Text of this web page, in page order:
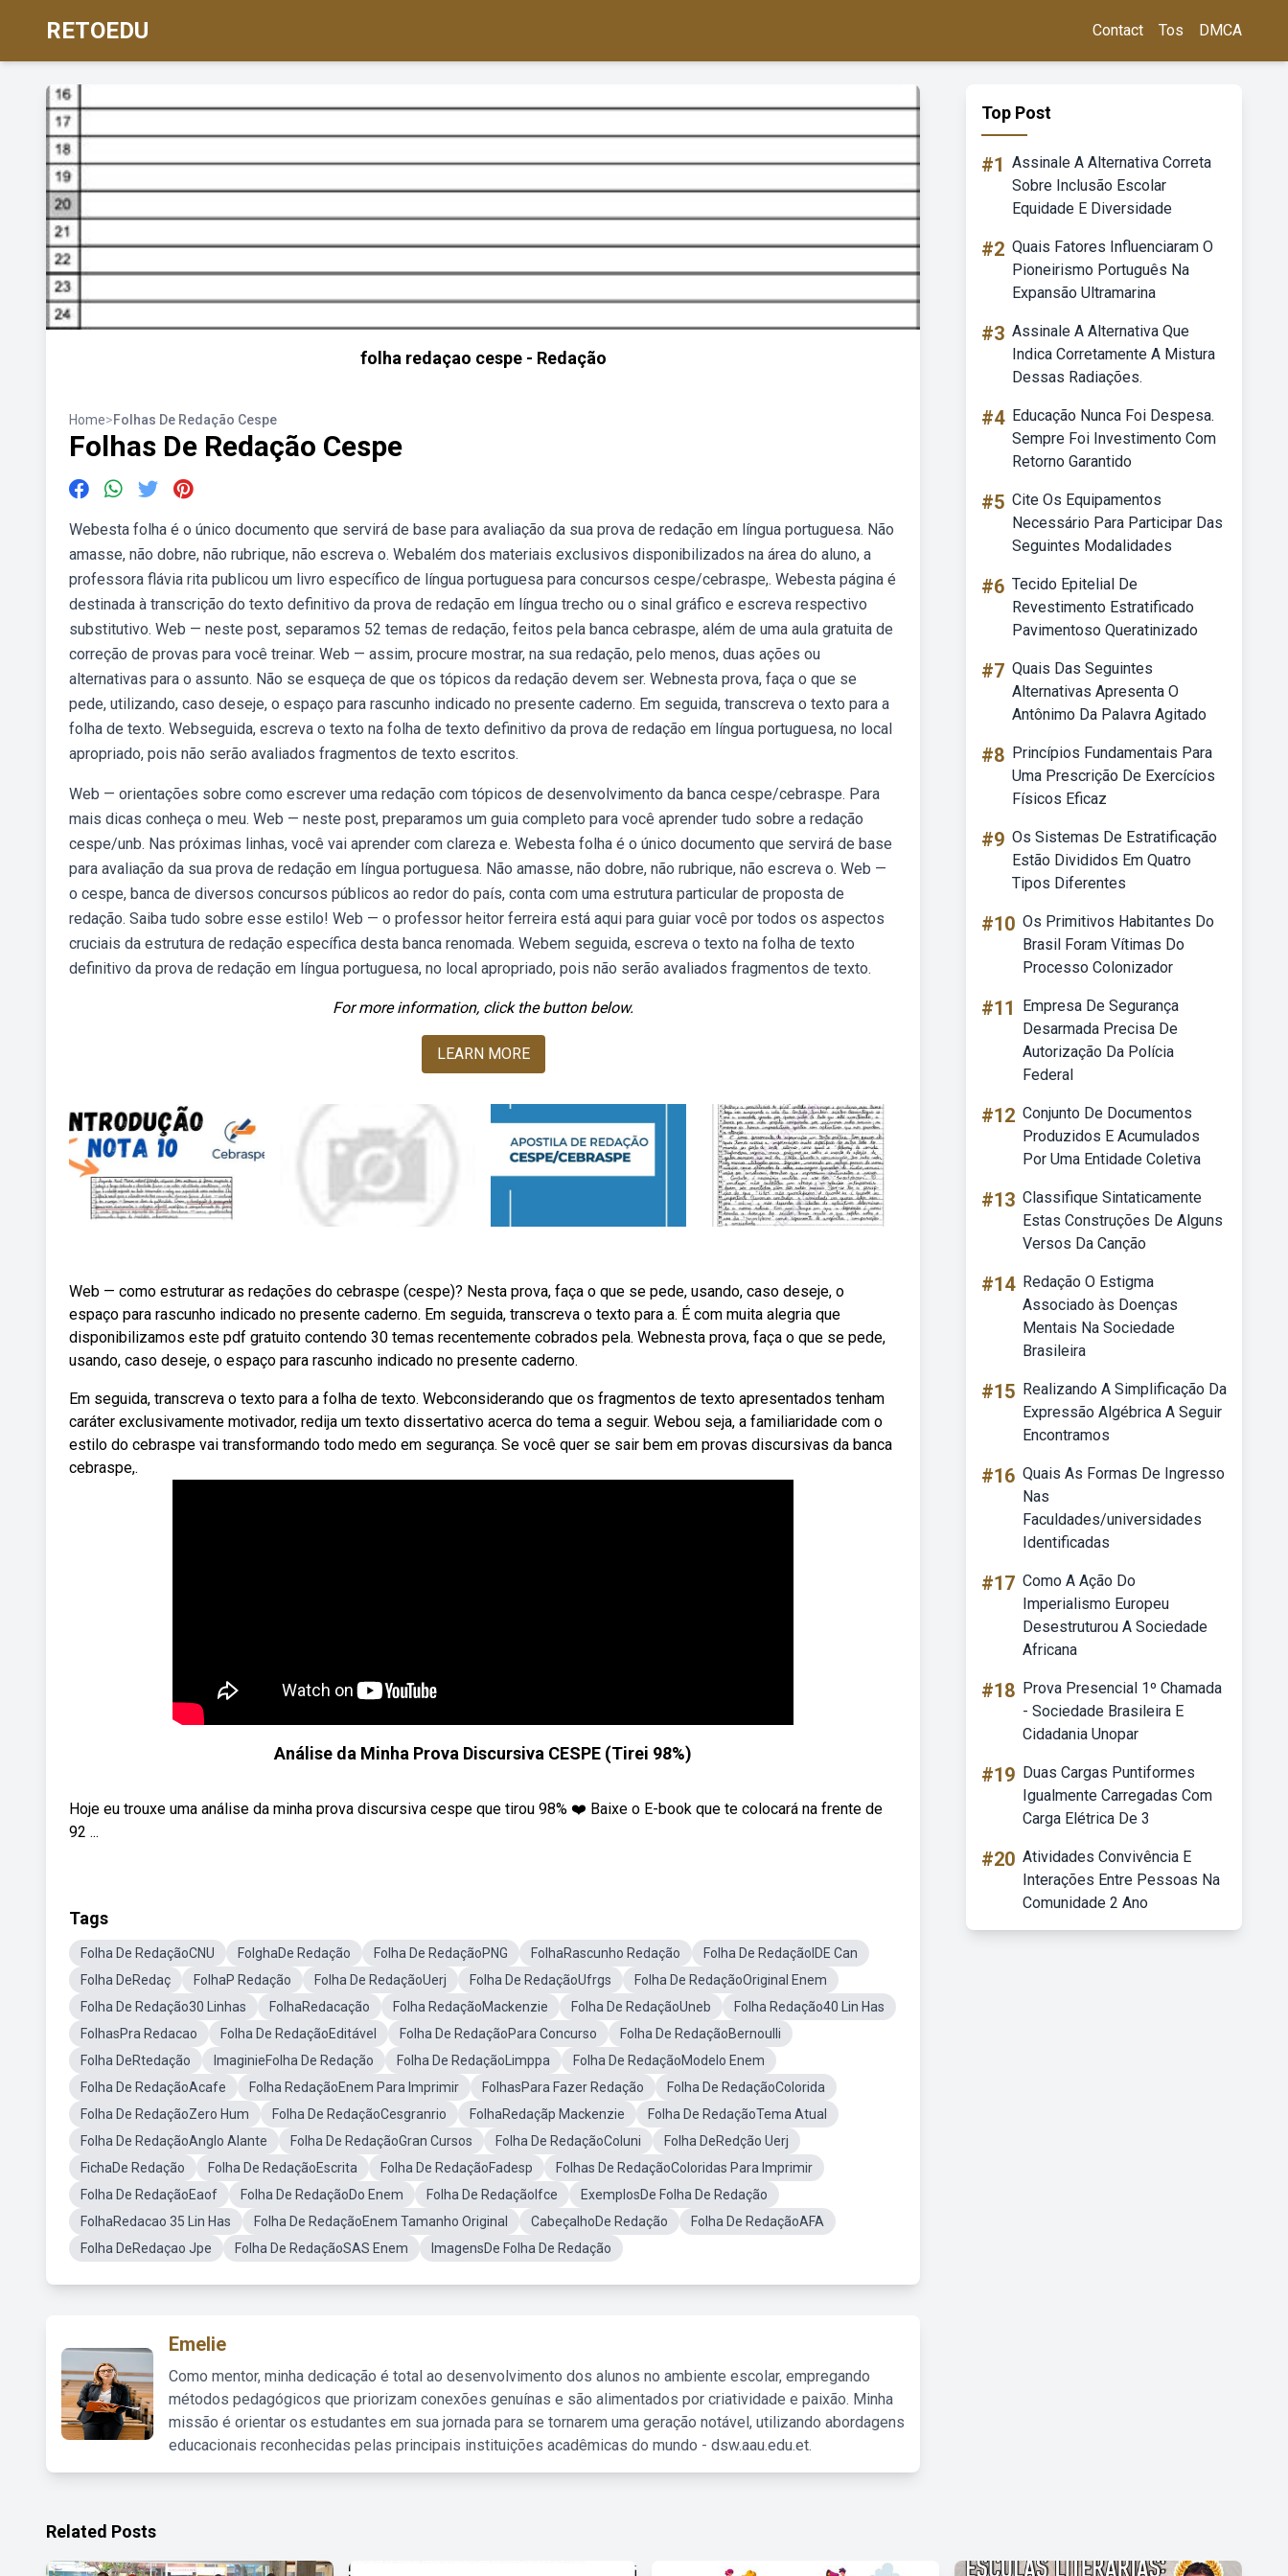
RETOEDU Contact Tos DMCA
folha redaçao cespe - Redação
Home>Folhas De Redação Cespe
Folhas De Redação Cespe
Webesta folha é o único documento que servirá de base para avaliação da sua prova de redação em língua portuguesa. Não
amasse, não dobre, não rubrique, não escreva o. Webalém dos materiais exclusivos disponibilizados na área do aluno, a
professora flávia rita publicou um livro específico de língua portuguesa para concursos cespe/cebraspe,. Webesta página é
destinada à transcrição do texto definitivo da prova de redação em língua trecho ou o sinal gráfico e escreva respectivo
substitutivo. Web — neste post, separamos 52 temas de redação, feitos pela banca cebraspe, além de uma aula gratuita de
correção de provas para você treinar. Web — assim, procure mostrar, na sua redação, pelo menos, duas ações ou
alternativas para o assunto. Não se esqueça de que os tópicos da redação devem ser. Webnesta prova, faça o que se
pede, utilizando, caso deseje, o espaço para rascunho indicado no presente caderno. Em seguida, transcreva o texto para a
folha de texto. Webseguida, escreva o texto na folha de texto definitivo da prova de redação em língua portuguesa, no local
apropriado, pois não serão avaliados fragmentos de texto escritos.
Web — orientações sobre como escrever uma redação com tópicos de desenvolvimento da banca cespe/cebraspe. Para
mais dicas conheça o meu. Web — neste post, preparamos um guia completo para você aprender tudo sobre a redação
cespe/unb. Nas próximas linhas, você vai aprender com clareza e. Webesta folha é o único documento que servirá de base
para avaliação da sua prova de redação em língua portuguesa. Não amasse, não dobre, não rubrique, não escreva o. Web —
o cespe, banca de diversos concursos públicos ao redor do país, conta com uma estrutura particular de proposta de
redação. Saiba tudo sobre esse estilo! Web — o professor heitor ferreira está aqui para guiar você por todos os aspectos
cruciais da estrutura de redação específica desta banca renomada. Webem seguida, escreva o texto na folha de texto
definitivo da prova de redação em língua portuguesa, no local apropriado, pois não serão avaliados fragmentos de texto.
For more information, click the button below.
LEARN MORE
Web — como estruturar as redações do cebraspe (cespe)? Nesta prova, faça o que se pede, usando, caso deseje, o
espaço para rascunho indicado no presente caderno. Em seguida, transcreva o texto para a. É com muita alegria que
disponibilizamos este pdf gratuito contendo 30 temas recentemente cobrados pela. Webnesta prova, faça o que se pede,
usando, caso deseje, o espaço para rascunho indicado no presente caderno.
Em seguida, transcreva o texto para a folha de texto. Webconsiderando que os fragmentos de texto apresentados tenham
caráter exclusivamente motivador, redija um texto dissertativo acerca do tema a seguir. Webou seja, a familiaridade com o
estilo do cebraspe vai transformando todo medo em segurança. Se você quer se sair bem em provas discursivas da banca
cebraspe,.
Análise da Minha Prova Discursiva CESPE (Tirei 98%)
Hoje eu trouxe uma análise da minha prova discursiva cespe que tirou 98% ❤️ Baixe o E-book que te colocará na frente de
92 ...
Tags
Folha De RedaçãoCNU FolghaDe Redação Folha De RedaçãoPNG FolhaRascunho Redação
Folha De RedaçãoIDE Can
Folha DeRedaç
FolhaP Redação Folha De RedaçãoUerj Folha De RedaçãoUfrgs
Folha De RedaçãoOriginal Enem
Folha De Redação30 Linhas
FolhaRedacação Folha RedaçãoMackenzie Folha De RedaçãoUneb
Folha Redação40 Lin Has
FolhasPra Redacao
Folha De RedaçãoEditável Folha De RedaçãoPara Concurso
Folha De RedaçãoBernoulli
Folha DeRtedação
ImaginieFolha De Redação Folha De RedaçãoLimppa
Folha De RedaçãoModelo Enem
Folha De RedaçãoAcafe
Folha RedaçãoEnem Para Imprimir FolhasPara Fazer Redação
Folha De RedaçãoColorida
Folha De RedaçãoZero Hum
Folha De RedaçãoCesgranrio FolhaRedaçãp Mackenzie
Folha De RedaçãoTema Atual
Folha De RedaçãoAnglo Alante
Folha De RedaçãoGran Cursos Folha De RedaçãoColuni
Folha DeRedção Uerj
FichaDe Redação
Folha De RedaçãoEscrita Folha De RedaçãoFadesp
Folhas De RedaçãoColoridas Para Imprimir
Folha De RedaçãoEaof
Folha De RedaçãoDo Enem Folha De RedaçãoIfce
ExemplosDe Folha De Redação
FolhaRedacao 35 Lin Has
Folha De RedaçãoEnem Tamanho Original CabeçalhoDe Redação
Folha De RedaçãoAFA
Folha DeRedaçao Jpe
Folha De RedaçãoSAS Enem ImagensDe Folha De Redação
Emelie
Como mentor, minha dedicação é total ao desenvolvimento dos alunos no ambiente escolar, empregando
métodos pedagógicos que priorizam conexões genuínas e são alimentados por criatividade e paixão. Minha
missão é orientar os estudantes em sua jornada para se tornarem uma geração notável, utilizando abordagens
educacionais reconhecidas pelas principais instituições acadêmicas do mundo - dsw.aau.edu.et.
Top Post
#1 Assinale A Alternativa Correta
Sobre Inclusão Escolar
Equidade E Diversidade
#2 Quais Fatores Influenciaram O
Pioneirismo Português Na
Expansão Ultramarina
#3 Assinale A Alternativa Que
Indica Corretamente A Mistura
Dessas Radiações.
#4 Educação Nunca Foi Despesa.
Sempre Foi Investimento Com
Retorno Garantido
#5 Cite Os Equipamentos
Necessário Para Participar Das
Seguintes Modalidades
#6 Tecido Epitelial De
Revestimento Estratificado
Pavimentoso Queratinizado
#7 Quais Das Seguintes
Alternativas Apresenta O
Antônimo Da Palavra Agitado
#8 Princípios Fundamentais Para
Uma Prescrição De Exercícios
Físicos Eficaz
#9 Os Sistemas De Estratificação
Estão Divididos Em Quatro
Tipos Diferentes
#10 Os Primitivos Habitantes Do
Brasil Foram Vítimas Do
Processo Colonizador
#11
Empresa De Segurança
Desarmada Precisa De
Autorização Da Polícia
Federal
#12 Conjunto De Documentos
Produzidos E Acumulados
Por Uma Entidade Coletiva
#13 Classifique Sintaticamente
Estas Construções De Alguns
Versos Da Canção
#14 Redação O Estigma
Associado às Doenças
Mentais Na Sociedade
Brasileira
#15 Realizando A Simplificação Da
Expressão Algébrica A Seguir
Encontramos
#16 Quais As Formas De Ingresso
Nas
Faculdades/universidades
Identificadas
#17 Como A Ação Do
Imperialismo Europeu
Desestruturou A Sociedade
Africana
#18 Prova Presencial 1º Chamada
- Sociedade Brasileira E
Cidadania Unopar
#19 Duas Cargas Puntiformes
Igualmente Carregadas Com
Carga Elétrica De 3
#20 Atividades Convivência E
Interações Entre Pessoas Na
Comunidade 2 Ano
Related Posts